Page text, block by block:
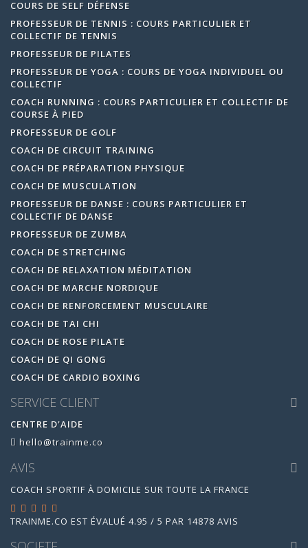
COURS DE SELF DÉFENSE
PROFESSEUR DE TENNIS : COURS PARTICULIER ET
COLLECTIF DE TENNIS
PROFESSEUR DE PILATES
PROFESSEUR DE YOGA : COURS DE YOGA INDIVIDUEL OU
COLLECTIF
COACH RUNNING : COURS PARTICULIER ET COLLECTIF DE
COURSE À PIED
PROFESSEUR DE GOLF
COACH DE CIRCUIT TRAINING
COACH DE PRÉPARATION PHYSIQUE
COACH DE MUSCULATION
PROFESSEUR DE DANSE : COURS PARTICULIER ET
COLLECTIF DE DANSE
PROFESSEUR DE ZUMBA
COACH DE STRETCHING
COACH DE RELAXATION MÉDITATION
COACH DE MARCHE NORDIQUE
COACH DE RENFORCEMENT MUSCULAIRE
COACH DE TAI CHI
COACH DE ROSE PILATE
COACH DE QI GONG
COACH DE CARDIO BOXING
SERVICE CLIENT
CENTRE D'AIDE
hello@trainme.co
AVIS
COACH SPORTIF À DOMICILE SUR TOUTE LA FRANCE
TRAINME.CO EST ÉVALUÉ 4.95 / 5 PAR 14878 AVIS